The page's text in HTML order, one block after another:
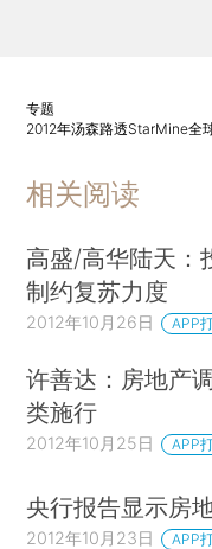
专题
2012年汤森路透StarMine全
相关阅读
高盛/高华陆天：
制约复苏力度
2012年10月26日 APP
许善达：房地产
类施行
2012年10月25日 APP
央行报告显示房
2012年10月23日 APP